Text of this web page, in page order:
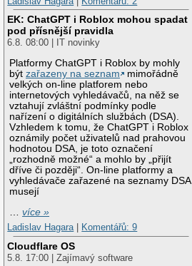
EK: ChatGPT i Roblox mohou spadat
pod přísnější pravidla
6.8. 08:00 | IT novinky
Platformy ChatGPT i Roblox by mohly
býtzařazeny na seznam
mimořádně
velkých on-line platforem nebo
internetových vyhledávačů, na něž se
vztahují zvláštní podmínky podle
nařízení o digitálních službách (DSA).
Vzhledem k tomu, že ChatGPT i Roblox
oznámily počet uživatelů nad prahovou
hodnotou DSA, je toto označení
„rozhodně možné“ a mohlo by „přijít
dříve či později“. On-line platformy a
vyhledávače zařazené na seznamy DSA
musejí
…více »
Ladislav Hagara| Komentářů: 9
Cloudflare OS
5.8. 17:00 | Zajímavý software